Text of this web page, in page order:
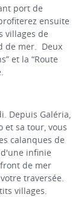
port de
ensuite
villages de
de mer. Deux
et la “Route
Depuis Galéria,
et sa tour, vous
calanques de
infinie
de mer
traversée.
villages.